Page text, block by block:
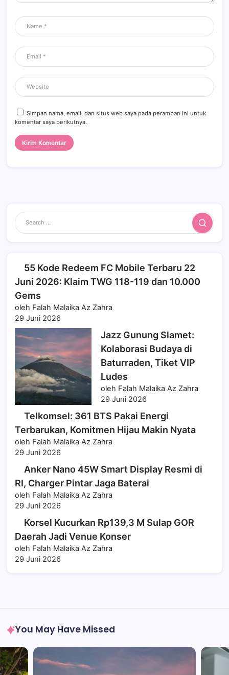
Simpan nama, email, dan situs web saya pada peramban ini untuk
komentar saya berikutnya.
Search
55 Kode Redeem FC Mobile Terbaru 22
Juni 2026: Klaim TWG 118-119 dan 10.000
Gems
oleh Falah Malaika Az Zahra
29 Juni 2026
Jazz Gunung Slamet:
Kolaborasi Budaya di
Baturraden, Tiket VIP
Ludes
oleh Falah Malaika Az Zahra
29 Juni 2026
Telkomsel: 361 BTS Pakai Energi
Terbarukan, Komitmen Hijau Makin Nyata
oleh Falah Malaika Az Zahra
29 Juni 2026
Anker Nano 45W Smart Display Resmi di
RI, Charger Pintar Jaga Baterai
oleh Falah Malaika Az Zahra
29 Juni 2026
Korsel Kucurkan Rp139,3 M Sulap GOR
Daerah Jadi Venue Konser
oleh Falah Malaika Az Zahra
29 Juni 2026
You May Have Missed